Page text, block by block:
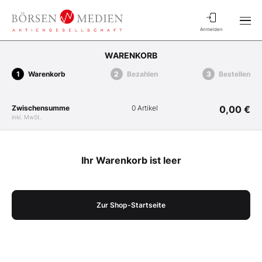
Anmelden
WARENKORB
Warenkorb Bezahlen Bestellen
Zwischensumme
inkl. MwSt.
0 Artikel 0,00 €
Ihr Warenkorb ist leer
Zur Shop-Startseite